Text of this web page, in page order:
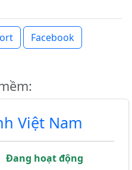
Facebook
Việt Nam
Đang hoạt động